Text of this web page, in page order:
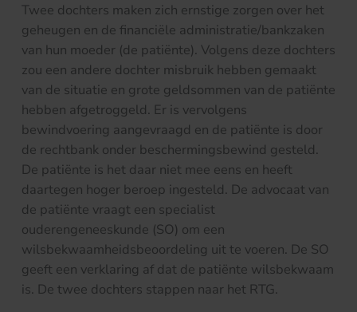
Twee dochters maken zich ernstige zorgen over het
geheugen en de financiële administratie/bankzaken
van hun moeder (de patiënte). Volgens deze dochters
zou een andere dochter misbruik hebben gemaakt
van de situatie en grote geldsommen van de patiënte
hebben afgetroggeld. Er is vervolgens
bewindvoering aangevraagd en de patiënte is door
de rechtbank onder beschermingsbewind gesteld.
De patiënte is het daar niet mee eens en heeft
daartegen hoger beroep ingesteld. De advocaat van
de patiënte vraagt een specialist
ouderengeneeskunde (SO) om een
wilsbekwaamheidsbeoordeling uit te voeren. De SO
geeft een verklaring af dat de patiënte wilsbekwaam
is. De twee dochters stappen naar het RTG.